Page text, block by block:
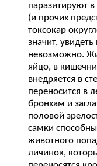
паразитируют
(и прочих
токсокар
значит,
невозможно.
яйцо, в
внедряется в
переносится в
бронхам и
половой
самки
животного
личинок,